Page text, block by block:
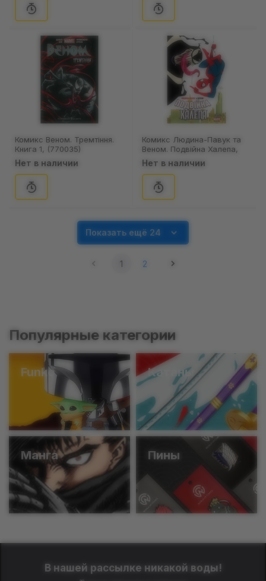
Комикс Веном. Тремтіння.
Книга 1, (770035)
Нет в наличии
Комикс Людина-Павук та
Веном. Подвійна Халепа,
(98410)
Нет в наличии
Показать ещё 24
1 2
Популярные категории
Funko Катаны
Манга Пины
В нашей рассылке никакой воды!